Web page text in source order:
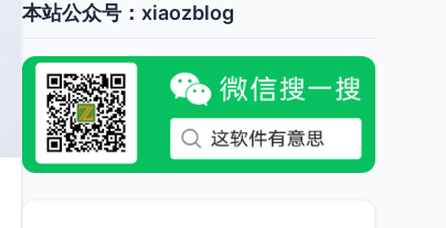
本站公众号：xiaozblog